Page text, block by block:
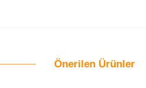
Bu ürüne ilk yorumu siz yapın!
Önerilen Ürünler